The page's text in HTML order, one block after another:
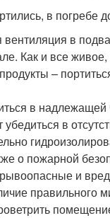
в
в
Как и все
–
в надлежащей
в
о пожарной
и
правильного